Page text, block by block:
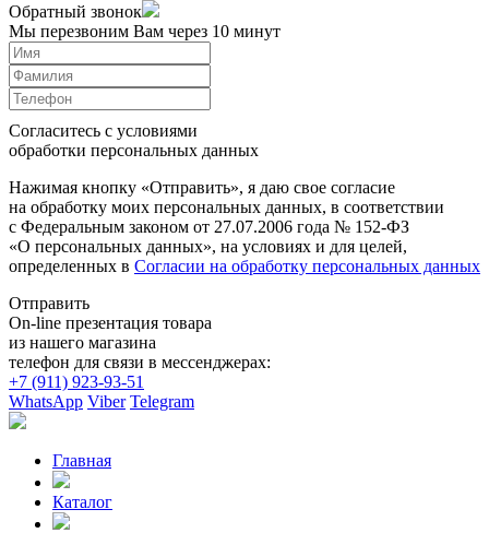
Обратный звонок
Мы перезвоним Вам через 10 минут
Согласитесь с условиями
обработки персональных данных
Нажимая кнопку «Отправить», я даю свое согласие
на обработку моих персональных данных, в соответствии
с Федеральным законом от 27.07.2006 года № 152-ФЗ
«О персональных данных», на условиях и для целей,
определенных в Согласии на обработку персональных данных
Отправить
On-line презентация товара
из нашего магазина
телефон для связи в мессенджерах:
+7 (911) 923-93-51
WhatsApp Viber Telegram
Главная
Каталог